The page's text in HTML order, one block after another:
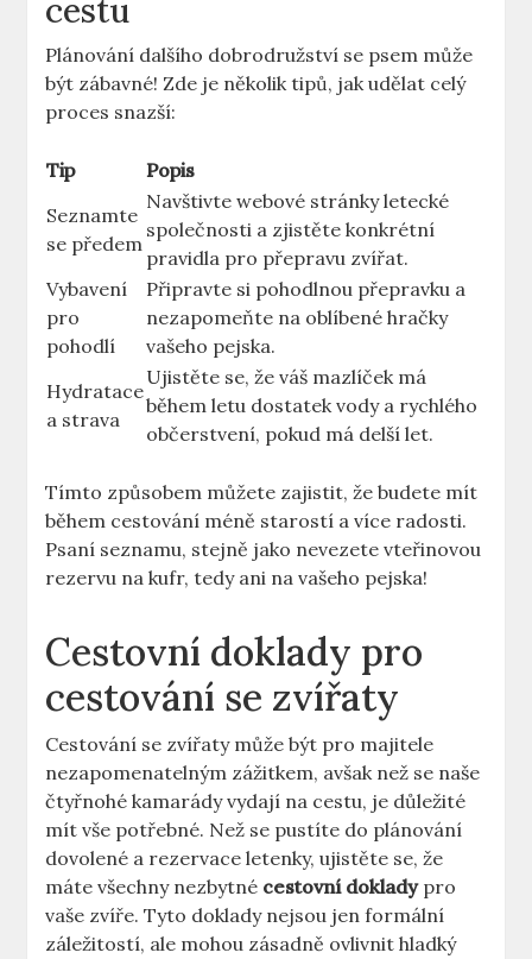
cestu
Plánování dalšího dobrodružství se psem může
být zábavné! Zde je několik tipů, jak udělat celý
proces snazší:
Tip
Popis
Seznamte
se předem
Navštivte webové stránky letecké
společnosti a zjistěte konkrétní
pravidla pro přepravu zvířat.
Vybavení
pro
pohodlí
Připravte si pohodlnou přepravku a
nezapomeňte na oblíbené hračky
vašeho pejska.
Hydratace
a strava
Ujistěte se, že váš mazlíček má
během letu dostatek vody a rychlého
občerstvení, pokud má delší let.
Tímto způsobem můžete zajistit, že budete mít
během cestování méně starostí a více radosti.
Psaní seznamu, stejně jako nevezete vteřinovou
rezervu na kufr, tedy ani na vašeho pejska!
Cestovní doklady pro
cestování se zvířaty
Cestování se zvířaty může být pro majitele
nezapomenatelným zážitkem, avšak než se naše
čtyřnohé kamarády vydají na cestu, je důležité
mít vše potřebné. Než se pustíte do plánování
dovolené a rezervace letenky, ujistěte se, že
máte všechny nezbytné cestovní dokladypro
vaše zvíře. Tyto doklady nejsou jen formální
záležitostí, ale mohou zásadně ovlivnit hladký